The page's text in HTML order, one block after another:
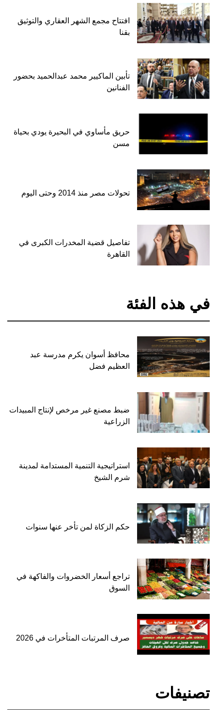
افتتاح مجمع الشهر العقاري والتوثيق
بقنا
تأبين الماكيير محمد عبدالحميد بحضور
الفنانين
حريق مأساوي في البحيرة يودي بحياة
مسن
تحولات مصر منذ 2014 وحتى اليوم
تفاصيل قضية المخدرات الكبرى في
القاهرة
في هذه الفئة
محافظ أسوان يكرم مدرسة عبد
العظيم فضل
ضبط مصنع غير مرخص لإنتاج المبيدات
الزراعية
استراتيجية التنمية المستدامة لمدينة
شرم الشيخ
حكم الزكاة لمن تأخر عنها سنوات
تراجع أسعار الخضروات والفاكهة في
السوق
صرف المرتبات المتأخرات في 2026
تصنيفات